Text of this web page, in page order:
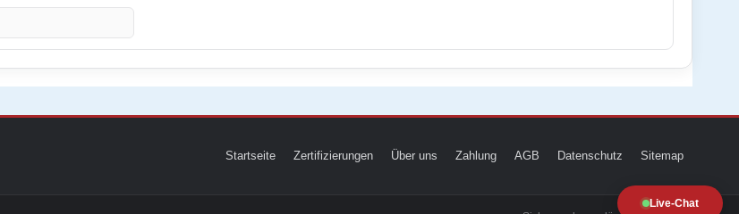
Live-Chat
Startseite Zertifizierungen Über uns Zahlung AGB Datenschutz Sitemap